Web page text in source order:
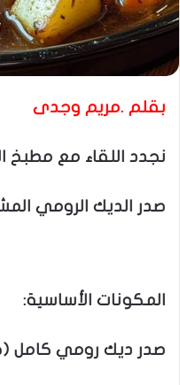
بقلم .مريم وجدى
نجدد اللقاء مع مطبخ
صدر الديك الرومي
المكونات الأساسية:
صدر ديك رومي كامل (حوالي